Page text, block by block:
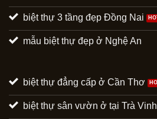
biệt thự 3 tầng đẹp Đồng Nai
mẫu biệt thự đẹp ở Nghệ An
biệt thự đẳng cấp ở Cần Thơ
biệt thự sân vườn ở tại Trà Vinh